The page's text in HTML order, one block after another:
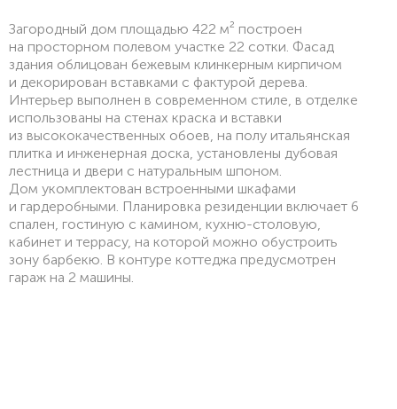
Загородный дом площадью 422 м² построен
на просторном полевом участке 22 сотки. Фасад
здания облицован бежевым клинкерным кирпичом
и декорирован вставками с фактурой дерева.
Интерьер выполнен в современном стиле, в отделке
использованы на стенах краска и вставки
из высококачественных обоев, на полу итальянская
плитка и инженерная доска, установлены дубовая
лестница и двери с натуральным шпоном.
Дом укомплектован встроенными шкафами
и гардеробными. Планировка резиденции включает 6
спален, гостиную с камином, кухню-столовую,
кабинет и террасу, на которой можно обустроить
зону барбекю. В контуре коттеджа предусмотрен
гараж на 2 машины.